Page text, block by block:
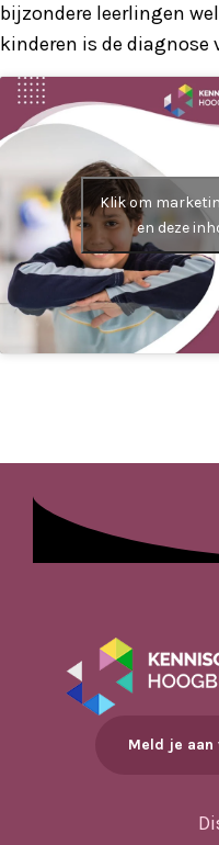
bijzondere leerlingen
kinderen is de
Klik om
en deze
Meld je